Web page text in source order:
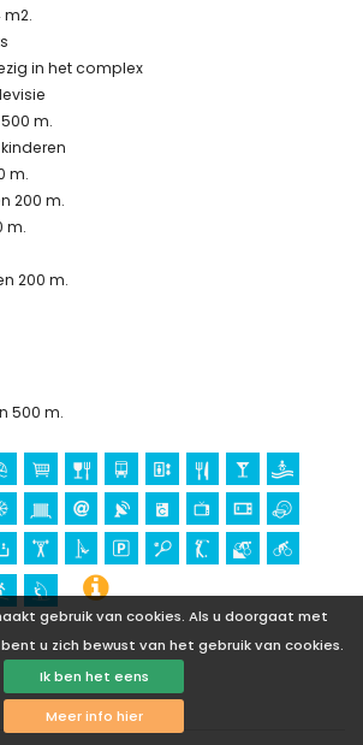
gebruik van cookies. Als u doorgaat met
u zich bewust van het gebruik van cookies.
Ik ben het eens
Meer info hier
Andalusië
500 meter van het huis)
Vera) (binnen 10 kilometer van het huis)
en cultuur in San Juan de los
en historische plaats (binnen 5
accommodatie)
(binnen 25 kilometer van de
(binnen 1000 meter van het
(binnen 5 kilometer van het
in het complex
m.
m.
200 m.
m.
200 m.
500 m.